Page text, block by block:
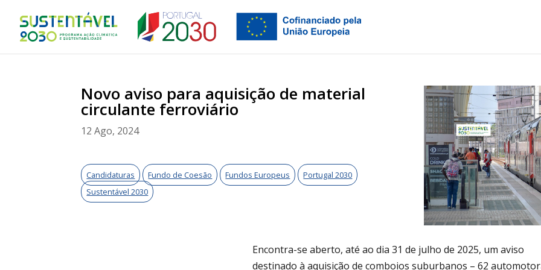
Novo aviso para aquisição de material
circulante ferroviário
12 Ago, 2024
Candidaturas Fundo de Coesão Fundos Europeus
Portugal 2030
Sustentável 2030
Encontra-se aberto, até ao dia 31 de julho de 2025, um aviso
destinado à aquisição de comboios suburbanos – 62